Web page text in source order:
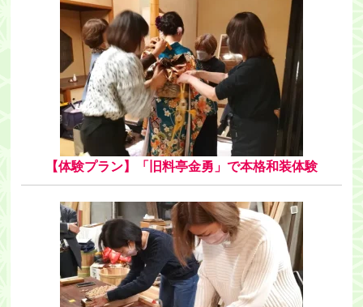
お問い合わせ
【体験プラン】「旧料亭金勇」で本格和装体験